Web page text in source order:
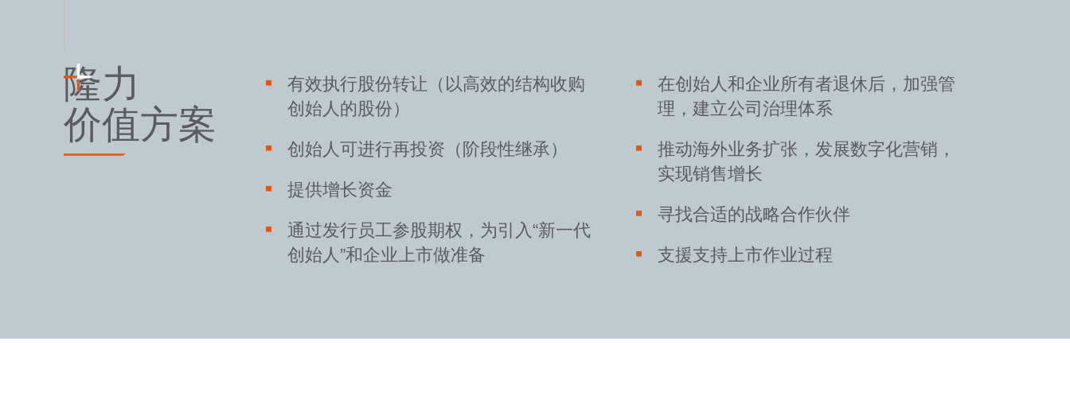
隆力
价值方案
有效执行股份转让（以高效的结构收购
创始人的股份）
创始人可进行再投资（阶段性继承）
提供增长资金
通过发行员工参股期权，为引入“新一代
创始人”和企业上市做准备
在创始人和企业所有者退休后，加强管
理，建立公司治理体系
推动海外业务扩张，发展数字化营销，
实现销售增长
寻找合适的战略合作伙伴
支援支持上市作业过程